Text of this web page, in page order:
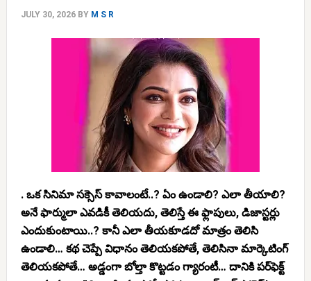
JULY 30, 2026BY M S R
. ఒక సినిమా సక్సెస్ కావాలంటే..? ఏం ఉండాలి? ఎలా తీయాలి?
అనే ఫార్ములా ఎవడికీ తెలియదు, తెలిస్తే ఈ ఫ్లాపులు, డిజాస్టర్లు
ఎందుకుంటాయి..? కానీ ఎలా తీయకూడదో మాత్రం తెలిసి
ఉండాలి… కథ చెప్పే విధానం తెలియకపోతే, తెలిసినా మార్కెటింగ్
తెలియకపోతే… అడ్డంగా బోల్తా కొట్టడం గ్యారంటీ… దానికి పర్‌ఫెక్ట్